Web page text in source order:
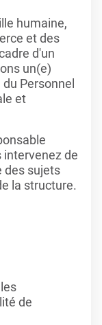
humaine,
et des
d'un
un(e)
Personnel
et
de
des sujets
la structure.
de